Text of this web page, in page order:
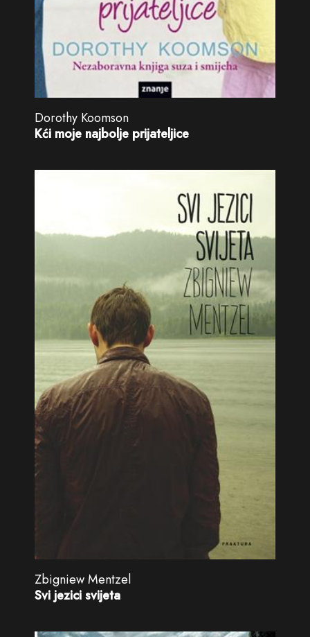
Dorothy Koomson
Kći moje najbolje prijateljice
Zbigniew Mentzel
Svi jezici svijeta